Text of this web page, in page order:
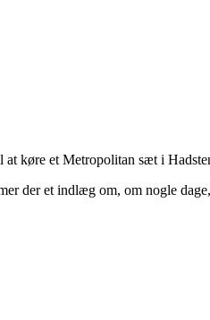
køre et Metropolitan sæt i
der et indlæg om, om nogle